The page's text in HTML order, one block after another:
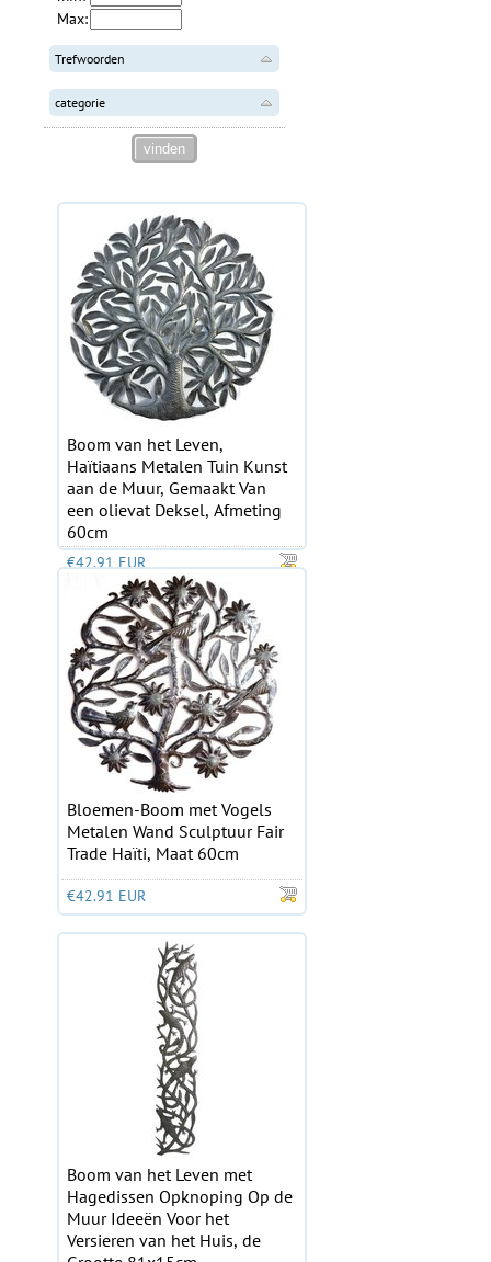
Max:
Trefwoorden
categorie
Boom van het Leven,
Haïtiaans Metalen Tuin Kunst
aan de Muur, Gemaakt Van
een olievat Deksel, Afmeting
60cm
€42.91 EUR
Bloemen-Boom met Vogels
Metalen Wand Sculptuur Fair
Trade Haïti, Maat 60cm
€42.91 EUR
Boom van het Leven met
Hagedissen Opknoping Op de
Muur Ideeën Voor het
Versieren van het Huis, de